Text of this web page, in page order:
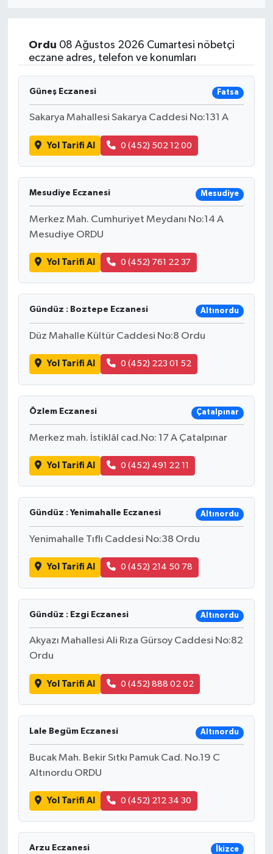
Ordu 08 Ağustos 2026 Cumartesi nöbetçi
eczane adres, telefon ve konumları
Güneş Eczanesi Fatsa
Sakarya Mahallesi Sakarya Caddesi No:131 A
Yol Tarifi Al 0 (452) 502 12 00
Mesudiye Eczanesi Mesudiye
Merkez Mah. Cumhuriyet Meydanı No:14 A
Mesudiye ORDU
Yol Tarifi Al 0 (452) 761 22 37
Gündüz : Boztepe Eczanesi Altınordu
Düz Mahalle Kültür Caddesi No:8 Ordu
Yol Tarifi Al 0 (452) 223 01 52
Özlem Eczanesi Çatalpınar
Merkez mah. İstiklâl cad.No: 17 A Çatalpınar
Yol Tarifi Al 0 (452) 491 22 11
Gündüz : Yenimahalle Eczanesi Altınordu
Yenimahalle Tıflı Caddesi No:38 Ordu
Yol Tarifi Al 0 (452) 214 50 78
Gündüz : Ezgi Eczanesi Altınordu
Akyazı Mahallesi Ali Rıza Gürsoy Caddesi No:82
Ordu
Yol Tarifi Al 0 (452) 888 02 02
Lale Begüm Eczanesi Altınordu
Bucak Mah. Bekir Sıtkı Pamuk Cad. No.19 C
Altınordu ORDU
Yol Tarifi Al 0 (452) 212 34 30
Arzu Eczanesi İkizce